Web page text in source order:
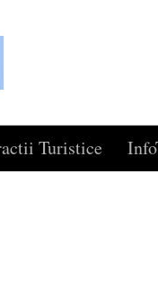
Turistice